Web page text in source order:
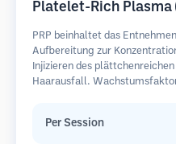
Platelet-Rich Plasma
PRP beinhaltet das
Aufbereitung zur
Injizieren des
Haarausfall.
mehrere Sitzungen
Per Session